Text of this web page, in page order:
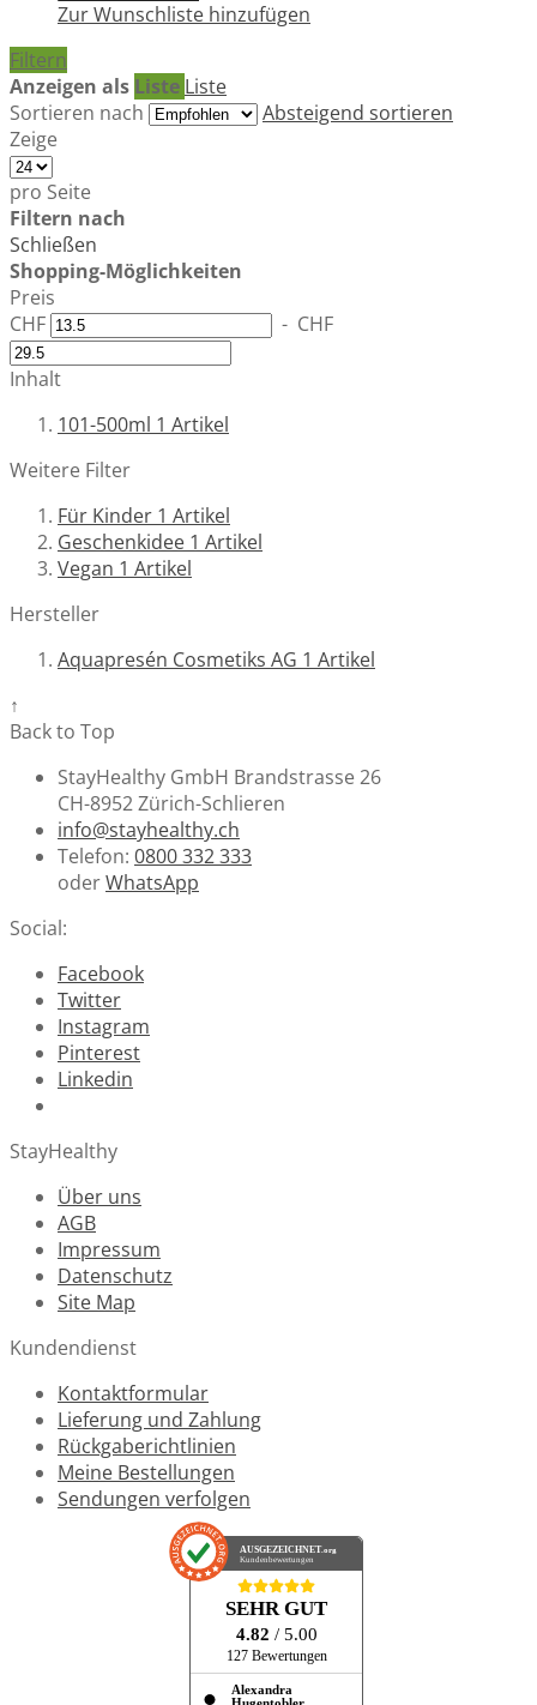
Zur Wunschliste hinzufügen
Filtern
Anzeigen als Liste Liste
Sortieren nach
Absteigend sortieren
Zeige
pro Seite
Filtern nach
Schließen
Shopping-Möglichkeiten
Preis
CHF
- CHF
Inhalt
101-500ml 1 Artikel
Weitere Filter
Für Kinder 1 Artikel
Geschenkidee 1 Artikel
Vegan 1 Artikel
Hersteller
Aquapresén Cosmetiks AG 1 Artikel
↑
Back to Top
StayHealthy GmbH Brandstrasse 26
CH-8952 Zürich-Schlieren
info@stayhealthy.ch
Telefon: 0800 332 333
oderWhatsApp
Social:
Facebook
Twitter
Instagram
Pinterest
Linkedin
StayHealthy
Über uns
AGB
Impressum
Datenschutz
Site Map
Kundendienst
Kontaktformular
Lieferung und Zahlung
Rückgaberichtlinien
Meine Bestellungen
Sendungen verfolgen
AUSGEZEICHNET .org
Kundenbewertungen
SEHR GUT
4.82 / 5.00
127 Bewertungen
Alexandra